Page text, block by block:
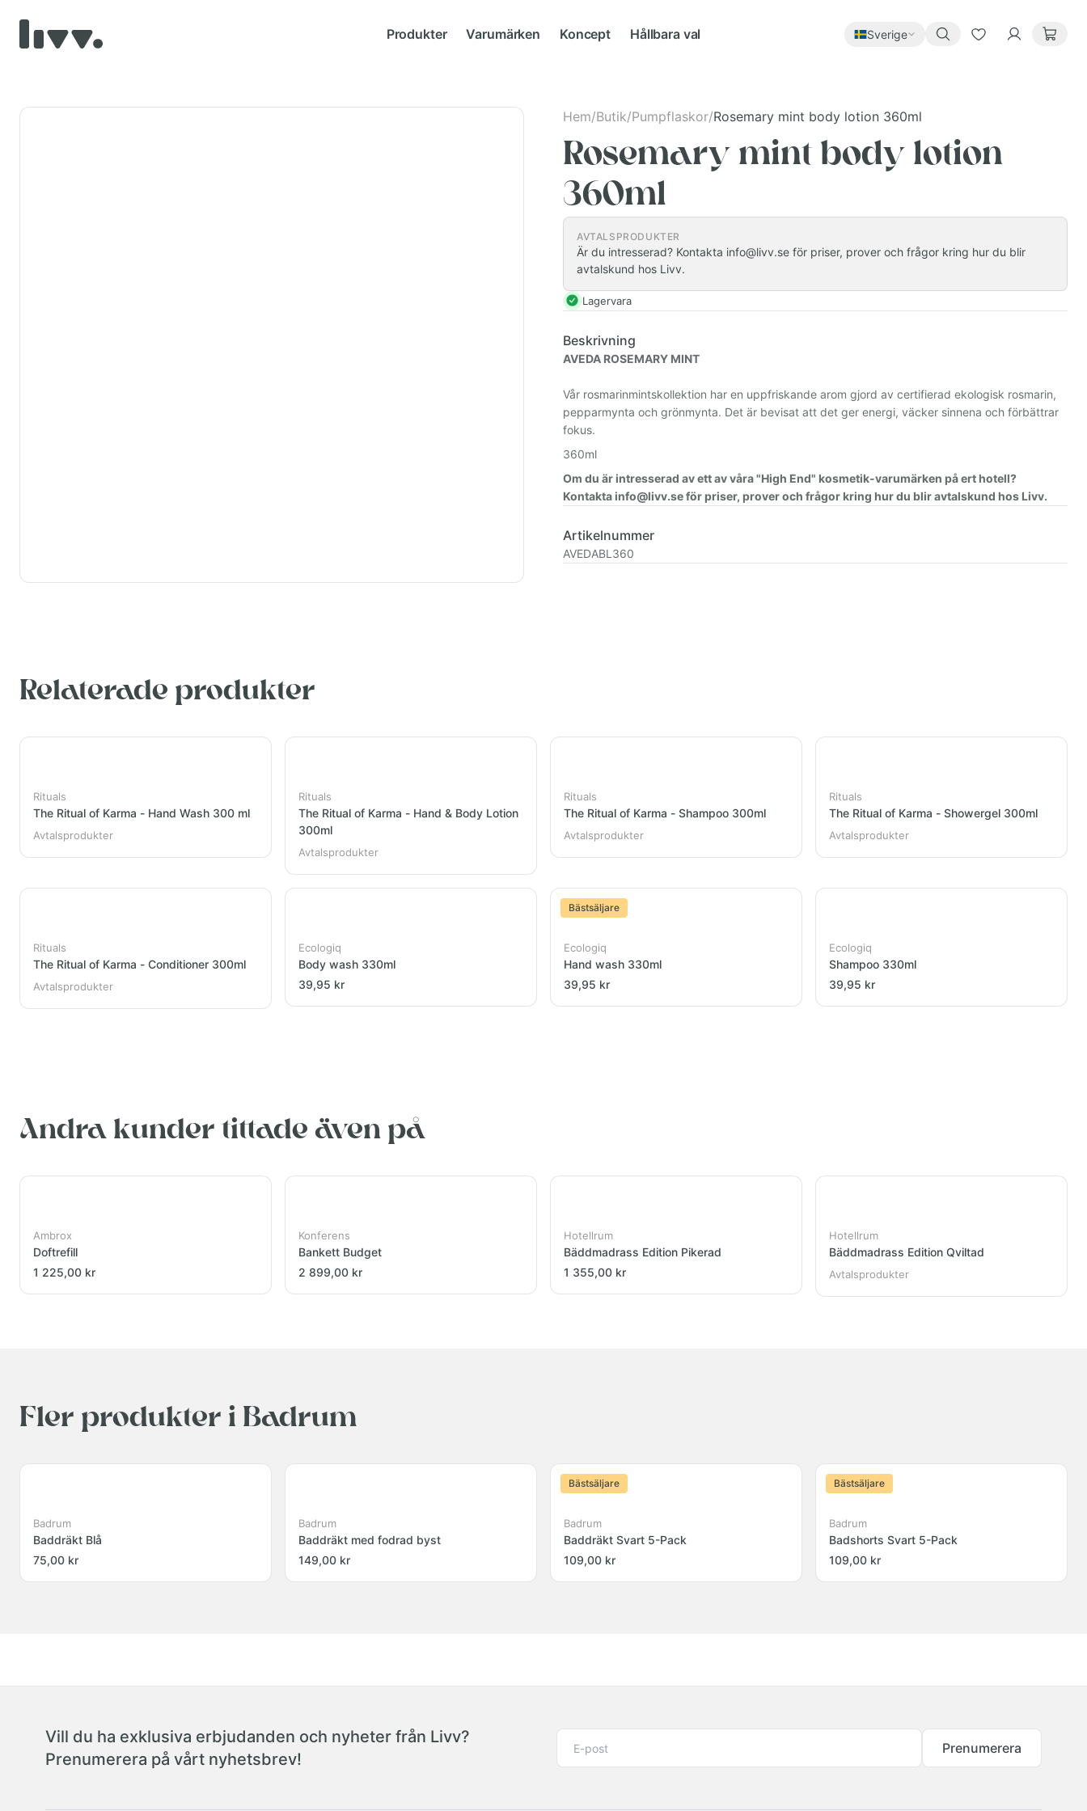
Produkter Varumärken Koncept Hållbara val Sverige
Hem/Butik/Pumpflaskor/Rosemary mint body lotion 360ml
Rosemary mint body lotion
360ml
AVTALSPRODUKTER
Är du intresserad? Kontakta info@livv.se för priser, prover och frågor kring hur du blir
avtalskund hos Livv.
Lagervara
Beskrivning
AVEDA ROSEMARY MINT
Vår rosmarinmintskollektion har en uppfriskande arom gjord av certifierad ekologisk rosmarin,
pepparmynta och grönmynta. Det är bevisat att det ger energi, väcker sinnena och förbättrar
fokus.
360ml
Om du är intresserad av ett av våra "High End" kosmetik-varumärken på ert hotell?
Kontakta info@livv.se för priser, prover och frågor kring hur du blir avtalskund hos Livv.
Artikelnummer
AVEDABL360
Relaterade produkter
Rituals
The Ritual of Karma - Hand Wash 300 ml
Avtalsprodukter
Rituals
The Ritual of Karma - Hand & Body Lotion
300ml
Avtalsprodukter
Rituals
The Ritual of Karma - Shampoo 300ml
Avtalsprodukter
Rituals
The Ritual of Karma - Showergel 300ml
Avtalsprodukter
Rituals
The Ritual of Karma - Conditioner 300ml
Avtalsprodukter
Ecologiq
Body wash 330ml
39,95 kr
Bästsäljare
Ecologiq
Hand wash 330ml
39,95 kr
Ecologiq
Shampoo 330ml
39,95 kr
Andra kunder tittade även på
Ambrox
Doftrefill
1 225,00 kr
Konferens
Bankett Budget
2 899,00 kr
Hotellrum
Bäddmadrass Edition Pikerad
1 355,00 kr
Hotellrum
Bäddmadrass Edition Qviltad
Avtalsprodukter
Fler produkter i Badrum
Badrum
Baddräkt Blå
75,00 kr
Badrum
Baddräkt med fodrad byst
149,00 kr
Bästsäljare
Badrum
Baddräkt Svart 5-Pack
109,00 kr
Bästsäljare
Badrum
Badshorts Svart 5-Pack
109,00 kr
Vill du ha exklusiva erbjudanden och nyheter från Livv?
Prenumerera på vårt nyhetsbrev!
Prenumerera